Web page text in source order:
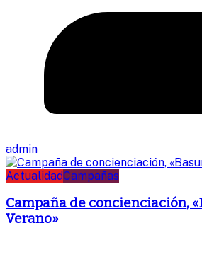
admin
ActualidadCampañas
Campaña de concienciación,
Verano»